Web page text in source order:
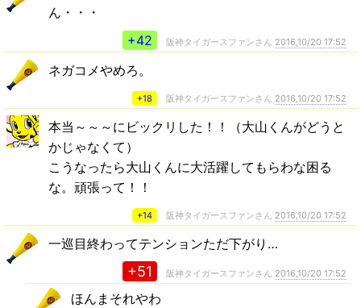
ん・・・
+42
阪神タイガースファンさん 2016,10/20 17:52
ネガコメやめろ。
+18 阪神タイガースファンさん 2016,10/20 17:52
本当～～～にビックリした！！（大山くんがどうと
かじゃなくて）
こうなったら大山くんに大活躍してもらわな困る
な。頑張って！！
+14 阪神タイガースファンさん 2016,10/20 17:52
一巡目終わってテンションただ下がり…
+51 阪神タイガースファンさん 2016,10/20 17:52
ほんまそれやわ